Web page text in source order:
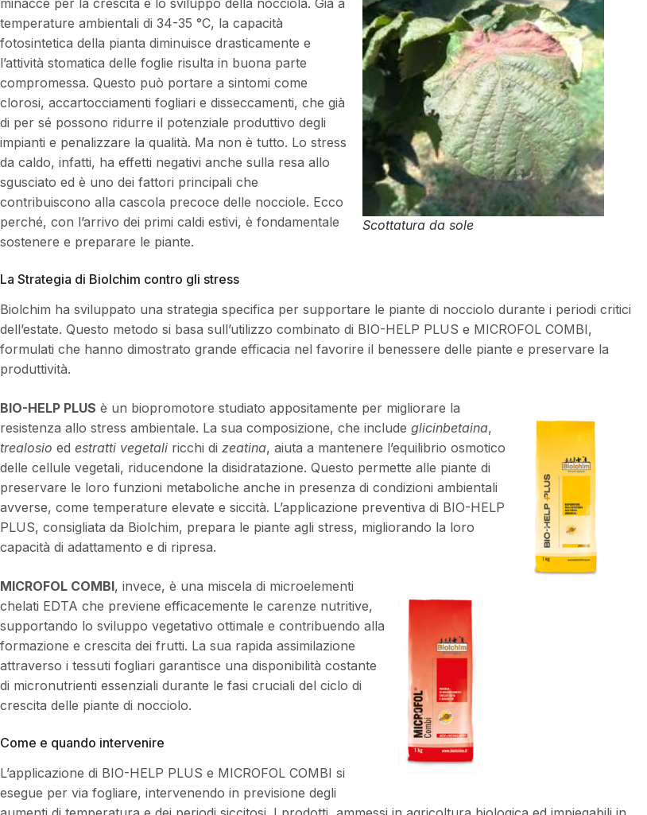
Scottatura da sole
temperature ambientali di 34-35 °C, la capacità
fotosintetica della pianta diminuisce drasticamente e
l’attività stomatica delle foglie risulta in buona parte
compromessa. Questo può portare a sintomi come
clorosi, accartocciamenti fogliari e disseccamenti, che già
di per sé possono ridurre il potenziale produttivo degli
impianti e penalizzare la qualità. Ma non è tutto. Lo stress
da caldo, infatti, ha effetti negativi anche sulla resa allo
sgusciato ed è uno dei fattori principali che
contribuiscono alla cascola precoce delle nocciole. Ecco
perché, con l’arrivo dei primi caldi estivi, è fondamentale
sostenere e preparare le piante.
La Strategia di Biolchim contro gli stress
Biolchim ha sviluppato una strategia specifica per supportare le piante di nocciolo durante i periodi critici
dell’estate. Questo metodo si basa sull’utilizzo combinato di BIO-HELP PLUS e MICROFOL COMBI,
formulati che hanno dimostrato grande efficacia nel favorire il benessere delle piante e preservare la
produttività.
BIO-HELP PLUS è un biopromotore studiato appositamente per migliorare la
resistenza allo stress ambientale. La sua composizione, che include glicinbetaina,
trealosio ed estratti vegetali ricchi di zeatina, aiuta a mantenere l’equilibrio osmotico
delle cellule vegetali, riducendone la disidratazione. Questo permette alle piante di
preservare le loro funzioni metaboliche anche in presenza di condizioni ambientali
avverse, come temperature elevate e siccità. L’applicazione preventiva di BIO-HELP
PLUS, consigliata da Biolchim, prepara le piante agli stress, migliorando la loro
capacità di adattamento e di ripresa.
MICROFOL COMBI, invece, è una miscela di microelementi
chelati EDTA che previene efficacemente le carenze nutritive,
supportando lo sviluppo vegetativo ottimale e contribuendo alla
formazione e crescita dei frutti. La sua rapida assimilazione
attraverso i tessuti fogliari garantisce una disponibilità costante
di micronutrienti essenziali durante le fasi cruciali del ciclo di
crescita delle piante di nocciolo.
Come e quando intervenire
L’applicazione di BIO-HELP PLUS e MICROFOL COMBI si
esegue per via fogliare, intervenendo in previsione degli